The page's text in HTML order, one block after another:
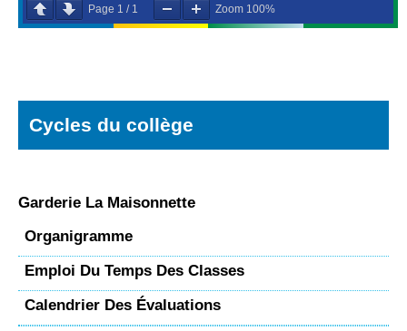
Page 1 / 1 Zoom 100%
Cycles du collège
Garderie La Maisonnette
Organigramme
Emploi Du Temps Des Classes
Calendrier Des Évaluations